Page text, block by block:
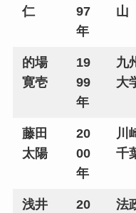
仁
97
年
山
的場
寛壱
19
99
年
九
大
藤田
太陽
20
00
年
川
千
浅井
20
法